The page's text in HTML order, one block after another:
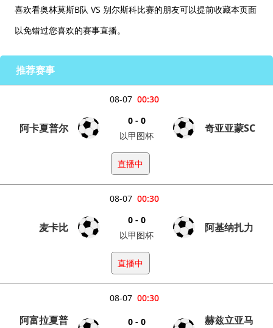
喜欢看奥林莫斯B队 VS 别尔斯科比赛的朋友可以提前收藏本页面
以免错过您喜欢的赛事直播。
推荐赛事
00:30
08-07
阿卡夏普尔
0 - 0
以甲图杯
奇亚亚蒙SC
直播中
00:30
08-07
麦卡比
0 - 0
以甲图杯
阿基纳扎力
直播中
00:30
08-07
阿富拉夏普
0 - 0
赫兹立亚马